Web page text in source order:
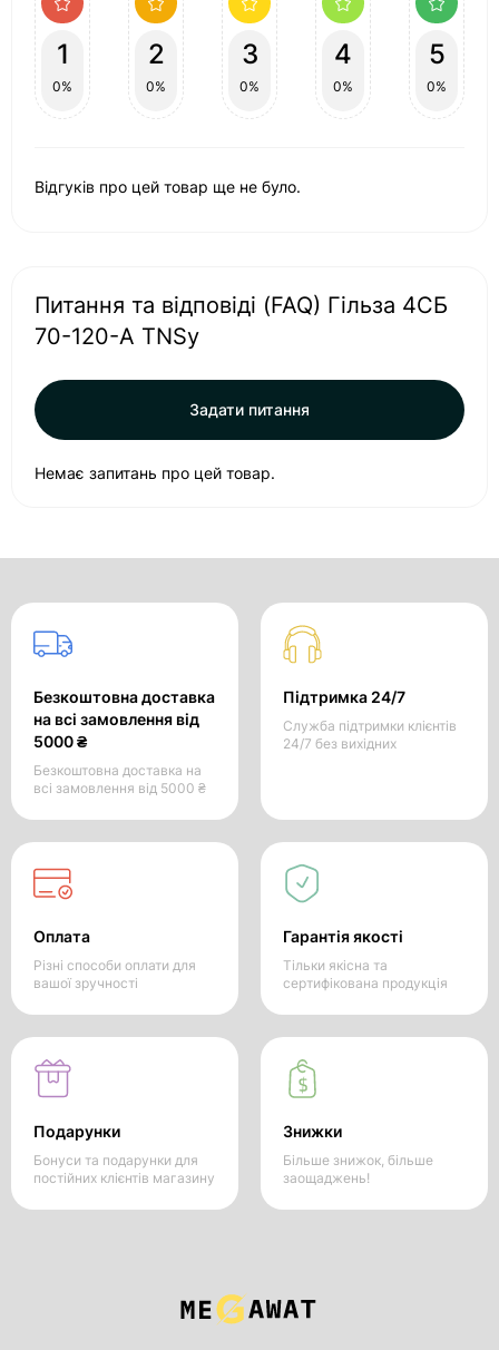
1
0%
2
0%
3
0%
4
0%
5
0%
Відгуків про цей товар ще не було.
Питання та відповіді (FAQ) Гільза 4СБ
70-120-А TNSy
Задати питання
Немає запитань про цей товар.
Безкоштовна доставка
на всі замовлення від
5000 ₴
Безкоштовна доставка на
всі замовлення від 5000 ₴
Підтримка 24/7
Служба підтримки клієнтів
24/7 без вихідних
Оплата
Різні способи оплати для
вашої зручності
Гарантія якості
Тільки якісна та
сертифікована продукція
Подарунки
Бонуси та подарунки для
постійних клієнтів магазину
Знижки
Більше знижок, більше
заощаджень!